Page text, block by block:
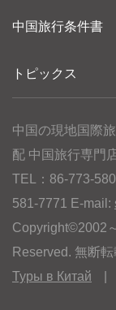
中国旅行条件書
トピックス
中国の現地国際
配 中国旅行専門
TEL：86-773-
581-7771 E-mail:
Copyright©2002
Reserved. 無断
Туры в Китай